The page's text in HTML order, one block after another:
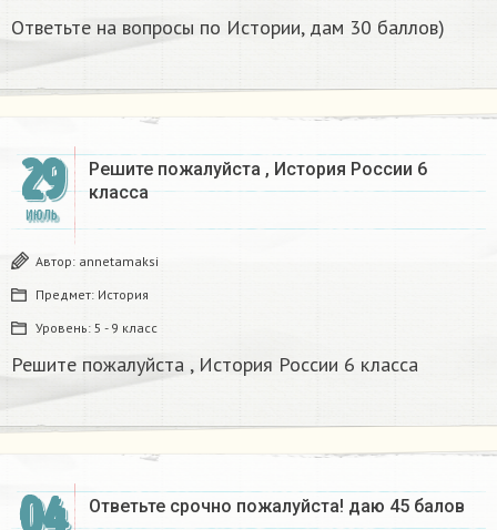
Ответьте на вопросы по Истории, дам 30 баллов)
29
ИЮЛЬ
Решите пожалуйста , История России 6
класса
Автор: annetamaksi
Предмет: История
Уровень: 5 - 9 класс
Решите пожалуйста , История России 6 класса
Ответьте срочно пожалуйста! даю 45 балов​